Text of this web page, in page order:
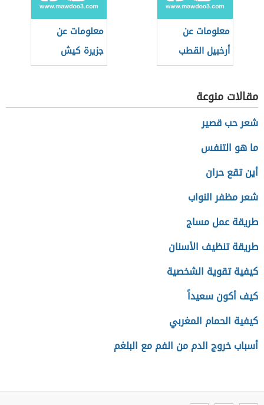
معلومات عن
أرخبيل القطب
الشمالي الكندي
معلومات عن
جزيرة كيش
الإيرانية
مقالات منوعة
شعر حب قصير
ما هو التنفس
أين تقع حران
شعر مظفر النواب
طريقة عمل مساج
طريقة تنظيف الأسنان
كيفية تقوية الشخصية
كيف أكون سعيداً
كيفية الحمام المغربي
أسباب خروج الدم من الفم مع البلغم